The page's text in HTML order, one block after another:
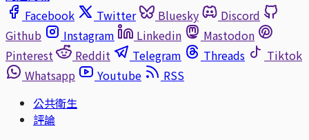
Facebook
Twitter Bluesky
Discord
Github
Instagram Linkedin
Mastodon
Pinterest
Reddit Telegram Threads
Tiktok
Whatsapp
Youtube
RSS
公共衛生
評論